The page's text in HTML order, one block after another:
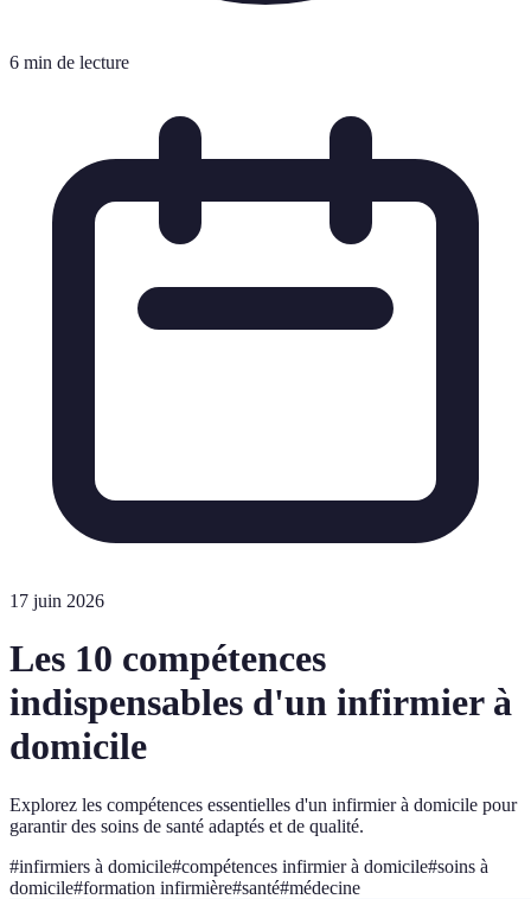
6 min de lecture
17 juin 2026
Les 10 compétences
indispensables d'un infirmier à
domicile
Explorez les compétences essentielles d'un infirmier à domicile pour
garantir des soins de santé adaptés et de qualité.
#infirmiers à domicile#compétences infirmier à domicile#soins à
domicile#formation infirmière#santé#médecine